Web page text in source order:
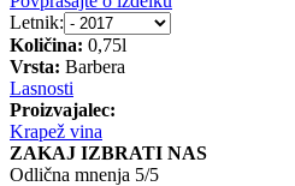
Letnik:
Količina: 0,75l
Vrsta: Barbera
Lasnosti
Proizvajalec:
Krapež vina
ZAKAJ IZBRATI NAS
Odlična mnenja 5/5